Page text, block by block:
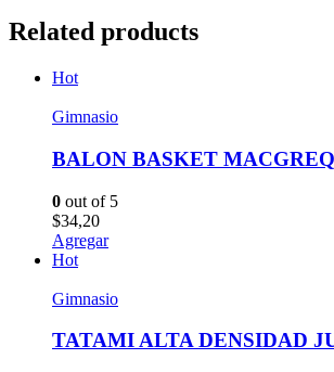
Related products
Hot
Gimnasio
BALON BASKET
0 out of 5
$34,20
Agregar
Hot
Gimnasio
TATAMI ALTA DENSIDAD